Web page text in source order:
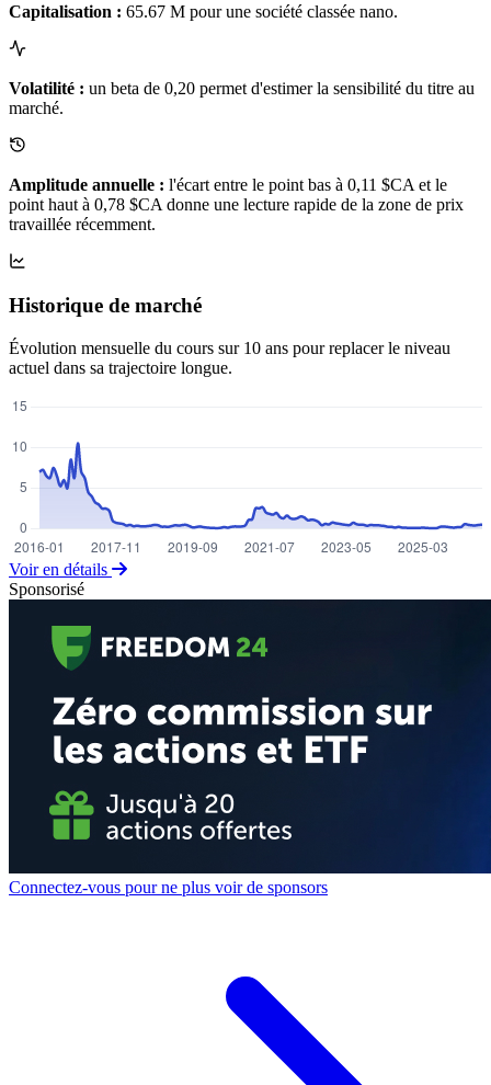
Capitalisation : 65.67 M pour une société classée nano.
Volatilité : un beta de 0,20 permet d'estimer la sensibilité du titre au
marché.
Amplitude annuelle : l'écart entre le point bas à 0,11 $CA et le
point haut à 0,78 $CA donne une lecture rapide de la zone de prix
travaillée récemment.
Historique de marché
Évolution mensuelle du cours sur 10 ans pour replacer le niveau
actuel dans sa trajectoire longue.
Voir en détails
Sponsorisé
Connectez-vous pour ne plus voir de sponsors